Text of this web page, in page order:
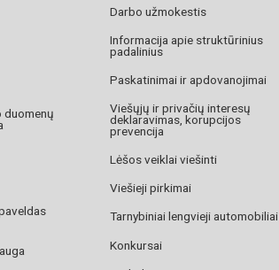
duomenų
Darbo užmokestis
Informacija apie struktūrinius
padalinius
Paskatinimai ir apdovanojimai
Viešųjų ir privačių interesų
deklaravimas, korupcijos
prevencija
Lėšos veiklai viešinti
Viešieji pirkimai
Tarnybiniai lengvieji automobiliai
Konkursai